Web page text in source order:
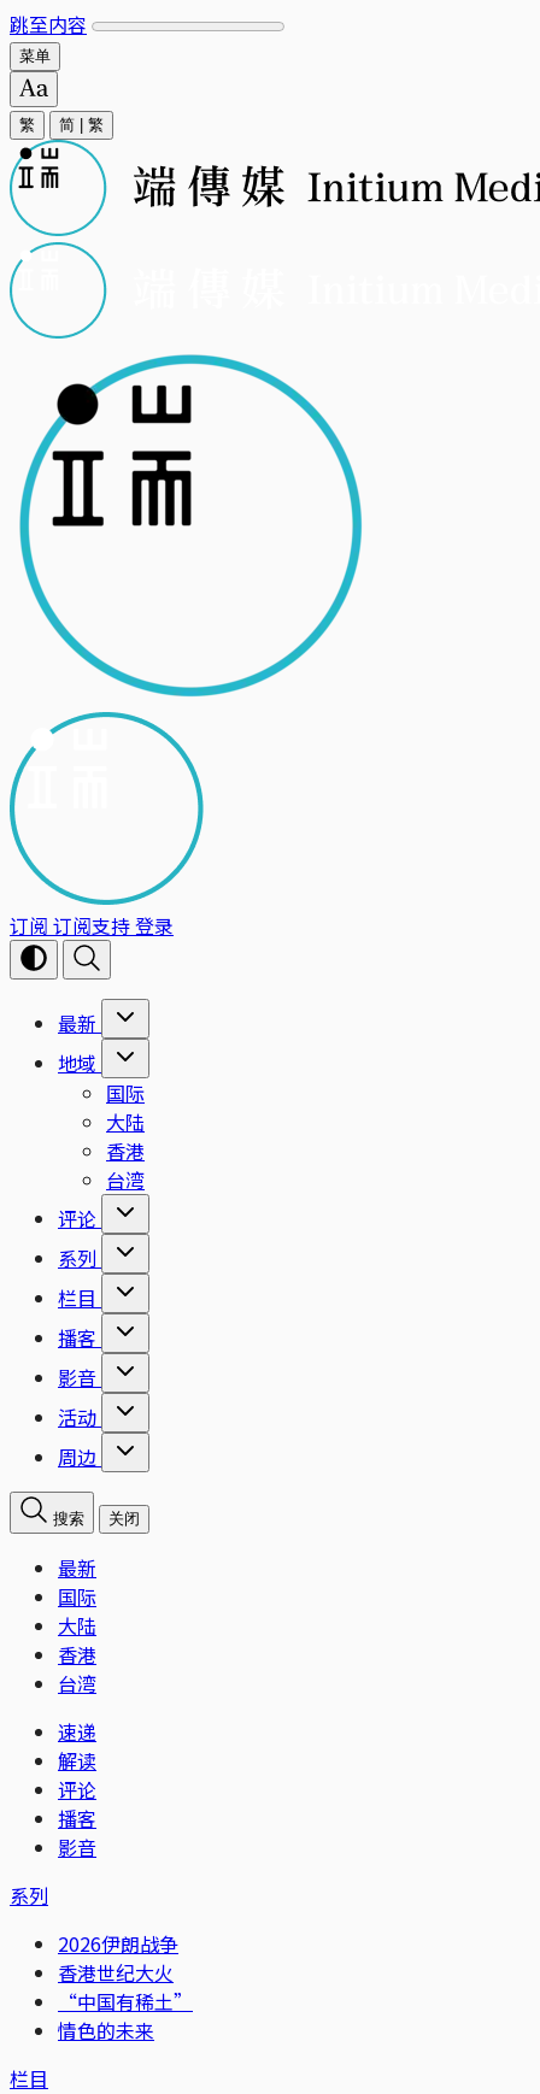
跳至内容
菜单
繁 简 繁
订阅 订阅支持登录
最新
地域
国际
大陆
香港
台湾
评论
系列
栏目
播客
影音
活动
周边
搜索 关闭
最新
国际
大陆
香港
台湾
速递
解读
评论
播客
影音
系列
2026伊朗战争
香港世纪大火
“中国有稀土”
情色的未来
栏目